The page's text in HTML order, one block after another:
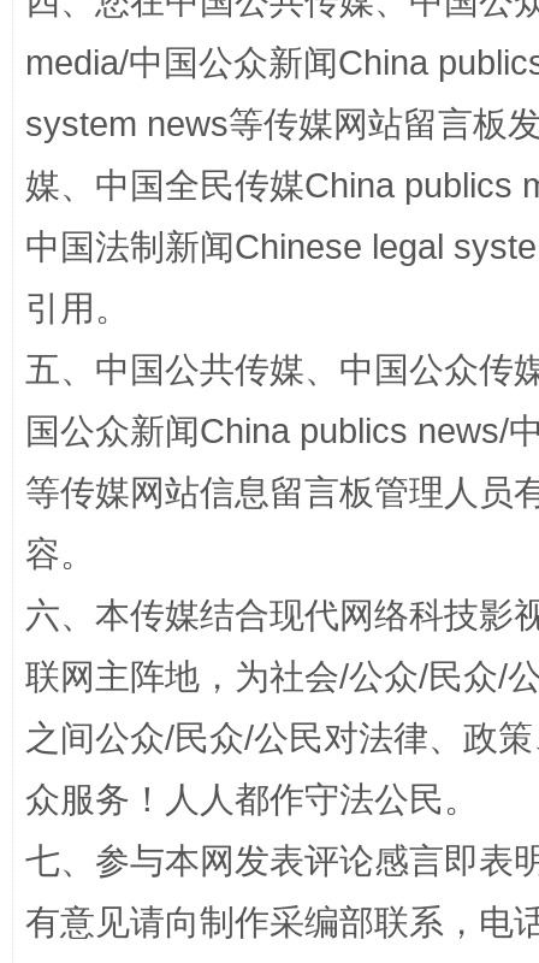
“蜀中异人”王建安的艺术幻境
完善运行机制助力责任有效落实 一纸欠
media/中国公众新闻China
system news等传媒网站留言板
媒、中国全民传媒China publics
中国法制新闻Chinese legal
引用。
五、中国公共传媒、中国公众传
国公众新闻China publics news/
等传媒网站信息留言板管理人员
容。
六、本传媒结合现代网络科技影
联网主阵地，为社会/公众/民众/
之间公众/民众/公民对法律、政
众服务！人人都作守法公民。
七、参与本网发表评论感言即表
有意见请向制作采编部联系，电